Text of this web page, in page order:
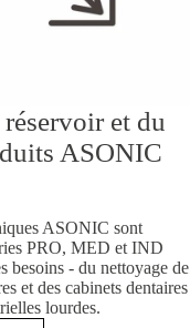
et du
ASONIC
ASONIC sont
PRO, MED et IND
besoins - du nettoyage de
et des cabinets dentaires
lourdes.